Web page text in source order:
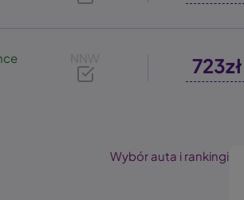
NNW 723zł
Wybór auta i rankingi